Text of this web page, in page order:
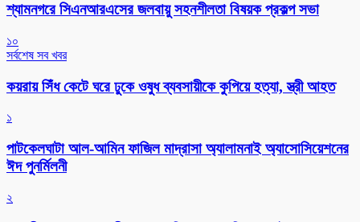
শ্যামনগরে সিএনআরএসের জলবায়ু সহনশীলতা বিষয়ক প্রকল্প সভা
১০
সর্বশেষ সব খবর
কয়রায় সিঁধ কেটে ঘরে ঢুকে ওষুধ ব্যবসায়ীকে কুপিয়ে হত্যা, স্ত্রী আহত
১
পাটকেলঘাটা আল-আমিন ফাজিল মাদ্রাসা অ্যালামনাই অ্যাসোসিয়েশনের
ঈদ পুনর্মিলনী
২